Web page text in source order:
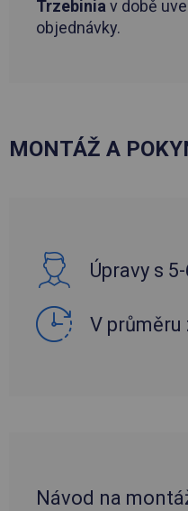
Trzebiniav době
objednávky.
MONTÁŽ A
Úpravy s
V průměru
Návod na